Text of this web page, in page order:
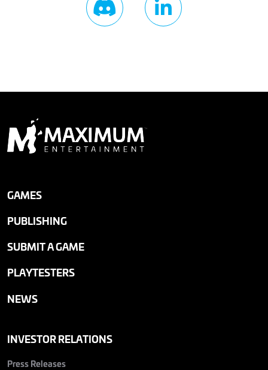
GAMES
PUBLISHING
SUBMIT A GAME
PLAYTESTERS
NEWS
INVESTOR RELATIONS
Press Releases